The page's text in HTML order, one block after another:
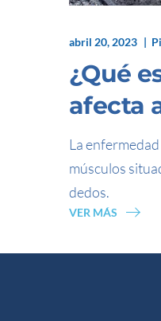
abril 20, 2023
¿Qué
afecta
La
músculos
dedos.
VER MÁS